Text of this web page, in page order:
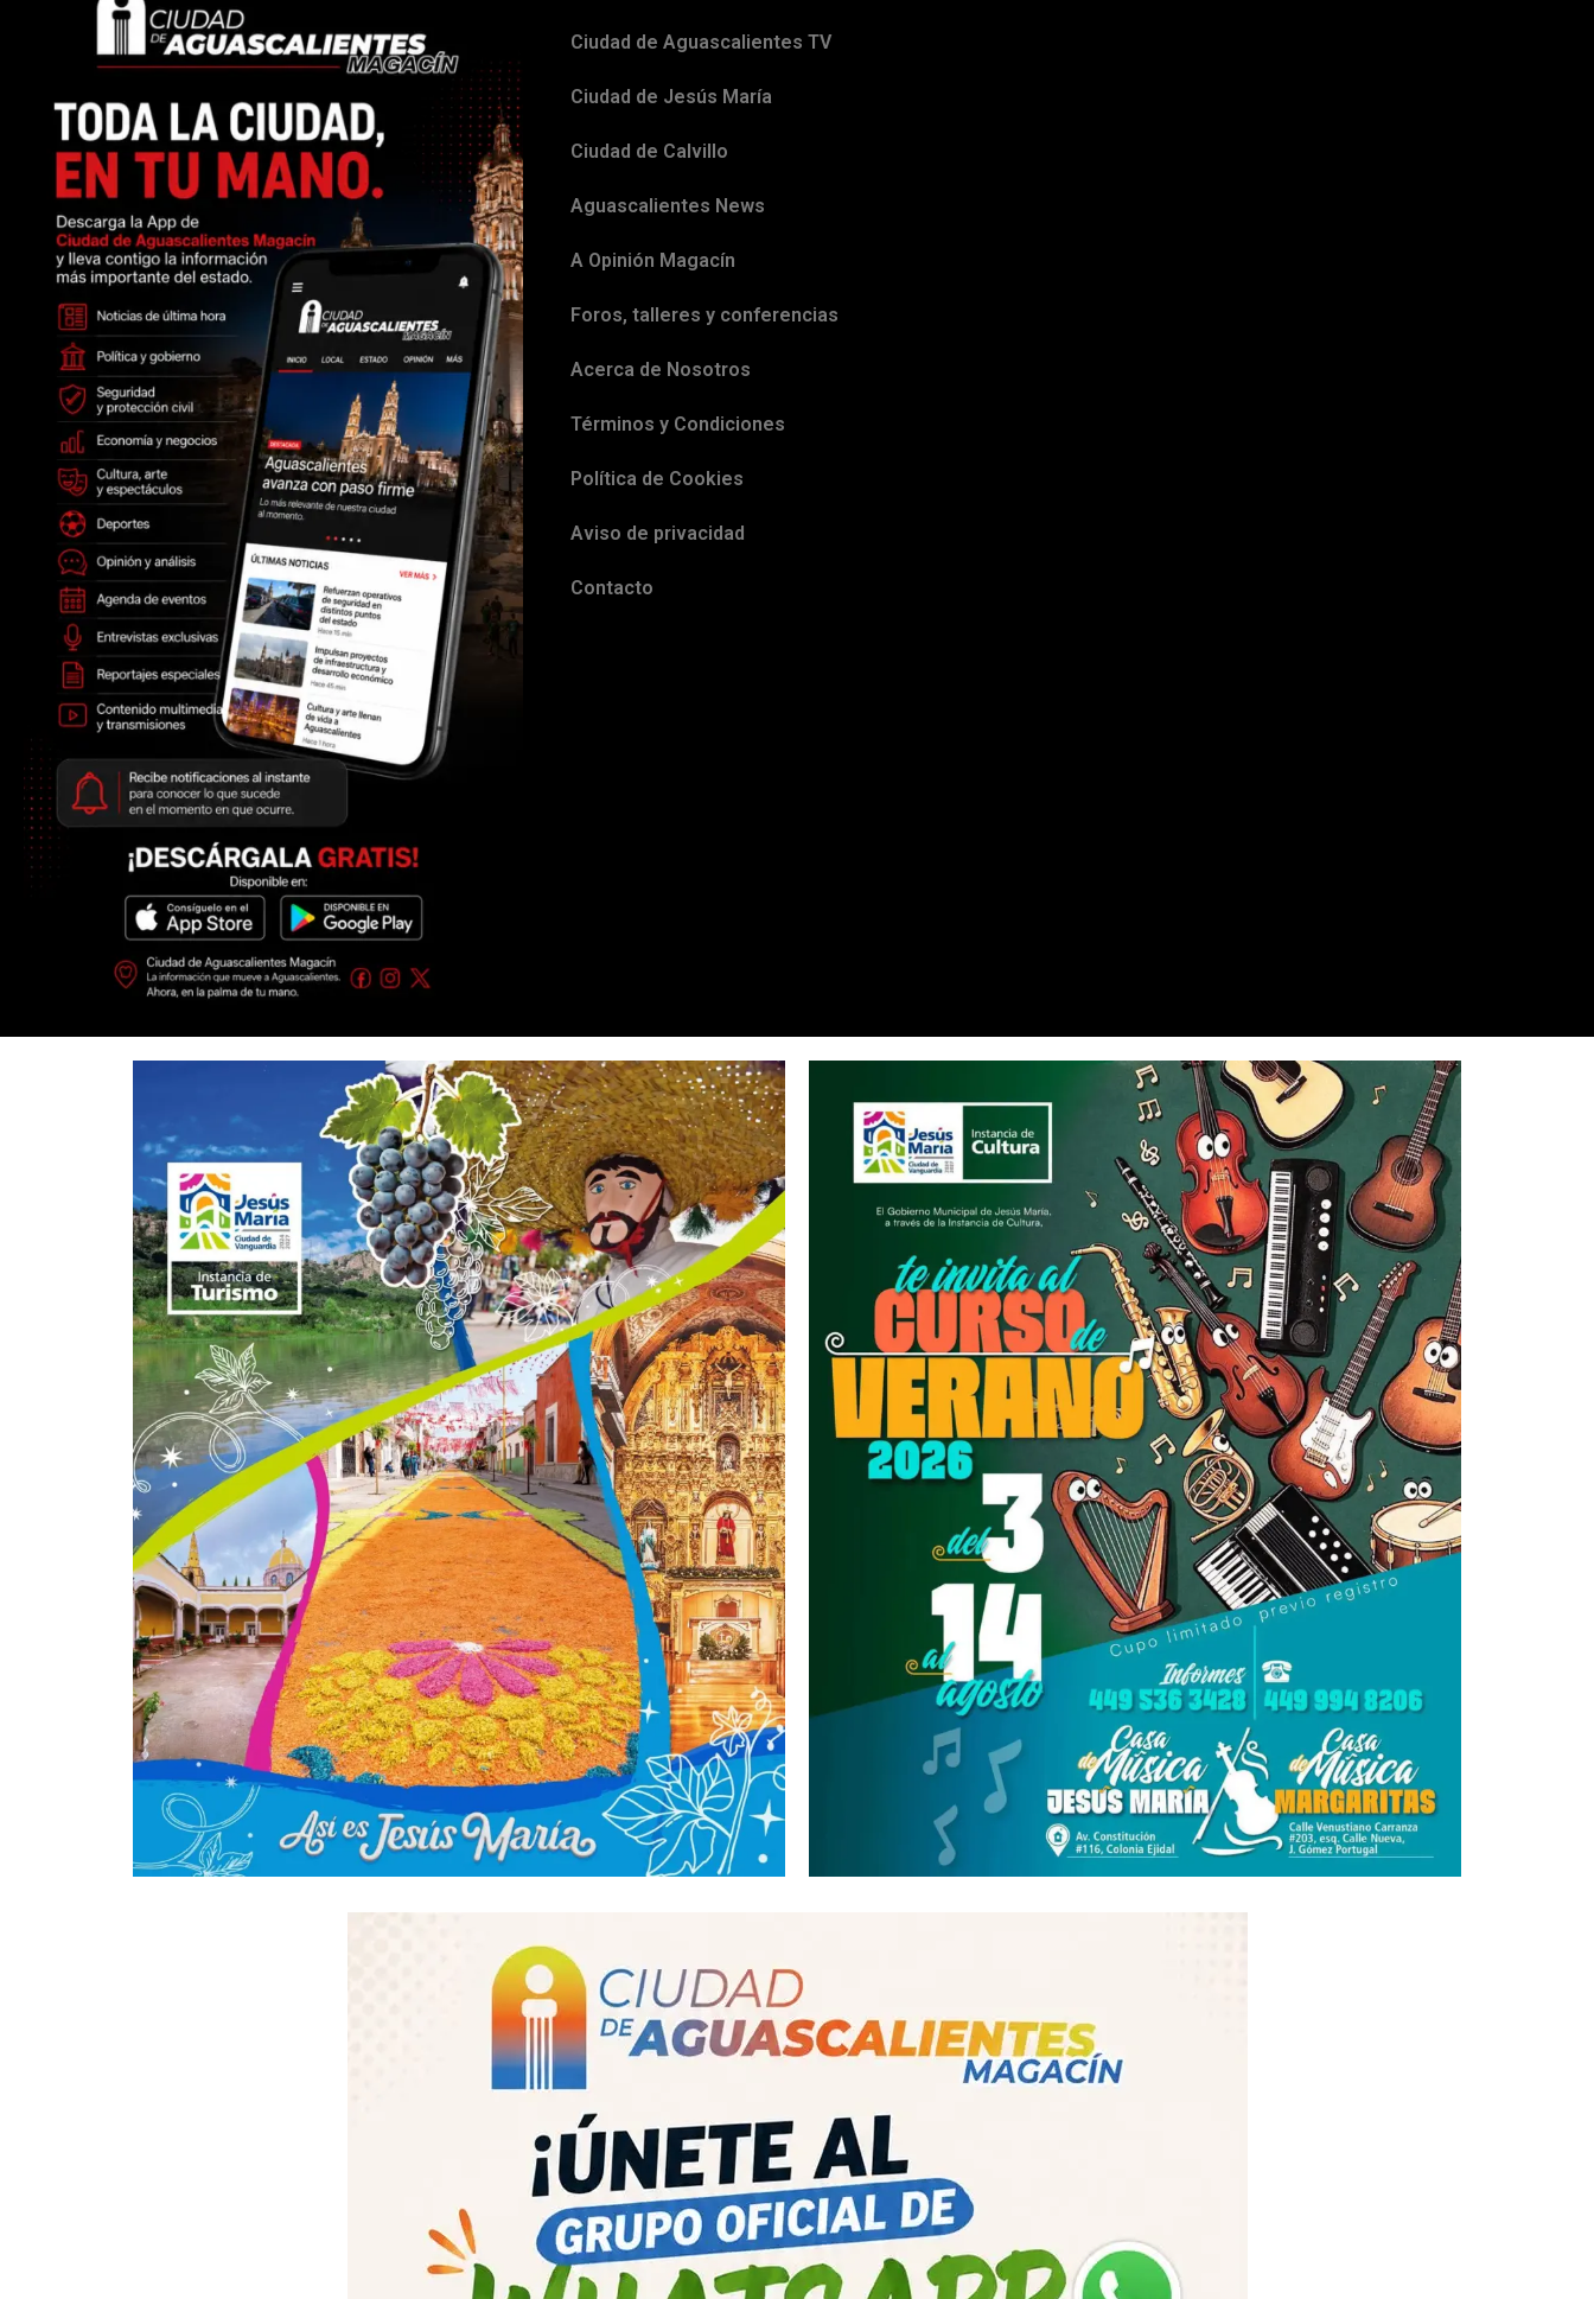
Ciudad de Aguascalientes TV
Ciudad de Jesús María
Ciudad de Calvillo
Aguascalientes News
A Opinión Magacín
Foros, talleres y conferencias
Acerca de Nosotros
Términos y Condiciones
Política de Cookies
Aviso de privacidad
Contacto